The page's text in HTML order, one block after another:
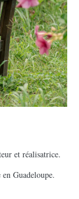
et réalisatrice.
Guadeloupe.